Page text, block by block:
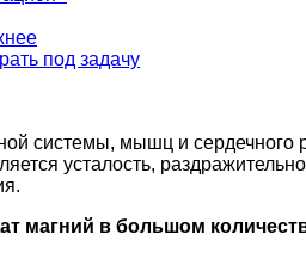
под задачу
системы, мышц и сердечного
усталость,
магний в большом